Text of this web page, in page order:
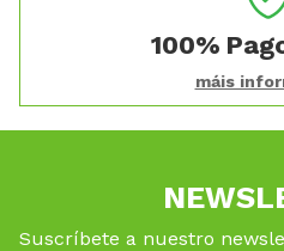
100%
máis
Suscríbete a nuestro